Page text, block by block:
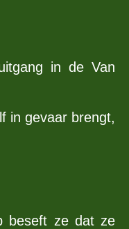
in de Van
in gevaar brengt,
beseft ze dat ze